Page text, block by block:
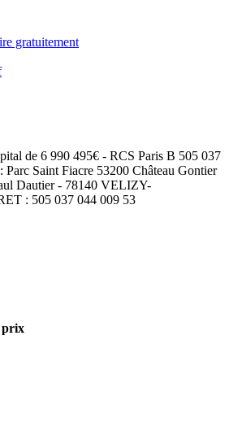
gratuitement
de 6 990 495€ - RCS Paris B 505 037
Parc Saint Fiacre 53200 Château Gontier
Dautier - 78140 VELIZY-
: 505 037 044 009 53
prix